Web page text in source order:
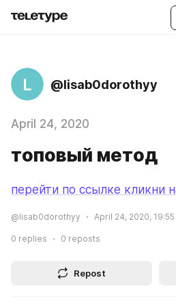
L @lisab0dorothyy
April 24, 2020
топовый метод
перейти по ссылке кликни
@lisab0dorothyy April 24, 2020, 19:55
0 replies 0 reposts
Repost